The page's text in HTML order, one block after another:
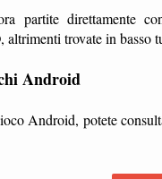
partite direttamente
, altrimenti trovate in basso
Android
Android, potete